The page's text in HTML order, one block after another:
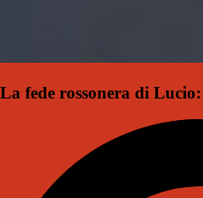
La fede rossonera di